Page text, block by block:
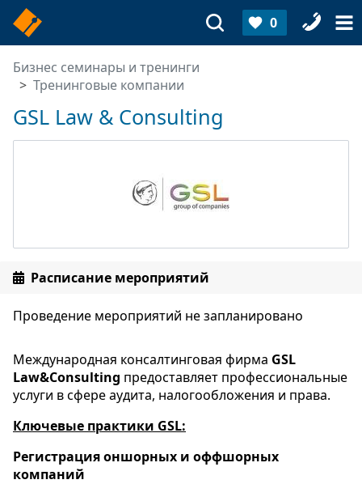
0
Бизнес семинары и тренинги
Тренинговые компании
GSL Law & Consulting
Расписание мероприятий
Проведение мероприятий не запланировано
Международная консалтинговая фирма GSL
Law&Consulting предоставляет профессиональные
услуги в сфере аудита, налогообложения и права.
Ключевые практики GSL:
Регистрация оншорных и оффшорных
компаний